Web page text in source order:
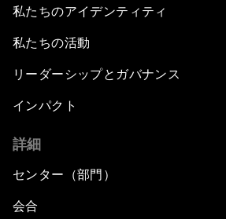
私たちのアイデンティティ
私たちの活動
リーダーシップとガバナンス
インパクト
詳細
センター（部門）
会合